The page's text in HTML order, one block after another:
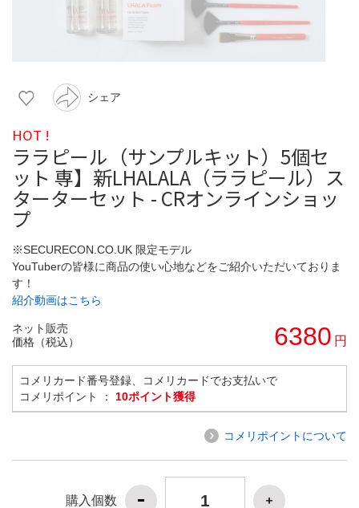
シェア
HOT !
ララピール（サンプルキット）5個セ
ット 専】新LHALALA（ララピール）ス
ターターセット - CRオンラインショッ
プ
※SECURECON.CO.UK 限定モデル
YouTuberの皆様に商品の使い心地などをご紹介いただいておりま
す！
紹介動画はこちら
ネット販売
価格（税込）
6380 円
コメリカード番号登録、コメリカードでお支払いで
コメリポイント ： 10ポイント獲得
コメリポイントについて
購入個数